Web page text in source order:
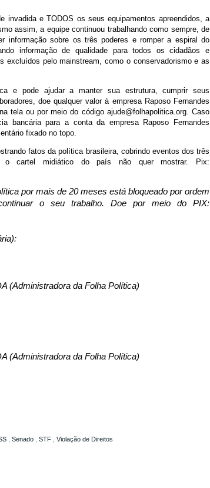
invadida e TODOS os seus equipamentos apreendidos, a
assim, a equipe continuou trabalhando como sempre, de
informação sobre os três poderes e romper a espiral do
informação de qualidade para todos os cidadãos e
excluídos pelo mainstream, como o conservadorismo e as
e pode ajudar a manter sua estrutura, cumprir seus
doe qualquer valor à empresa Raposo Fernandes
tela ou por meio do código ajude@folhapolitica.org. Caso
bancária para a conta da empresa Raposo Fernandes
fixado no topo.
fatos da política brasileira, cobrindo eventos dos três
cartel midiático do país não quer mostrar. Pix:
por mais de 20 meses está bloqueado por ordem
o seu trabalho. Doe por meio do PIX:
(Administradora da Folha Política)
(Administradora da Folha Política)
Senado STF
Violação de Direitos